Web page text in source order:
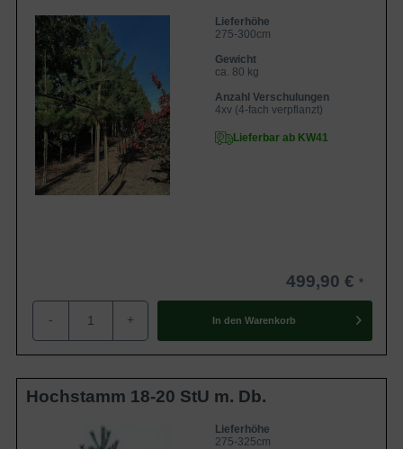
Lieferhöhe
275-300cm
Gewicht
ca. 80 kg
Anzahl Verschulungen
4xv (4-fach verpflanzt)
Lieferbar ab KW41
499,90 €
- + In den Warenkorb
Hochstamm 18-20 StU m. Db.
Lieferhöhe
275-325cm